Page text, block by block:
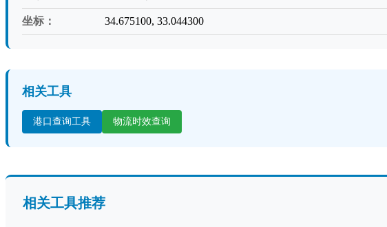
坐标： 34.675100, 33.044300
相关工具
港口查询工具 物流时效查询
相关工具推荐